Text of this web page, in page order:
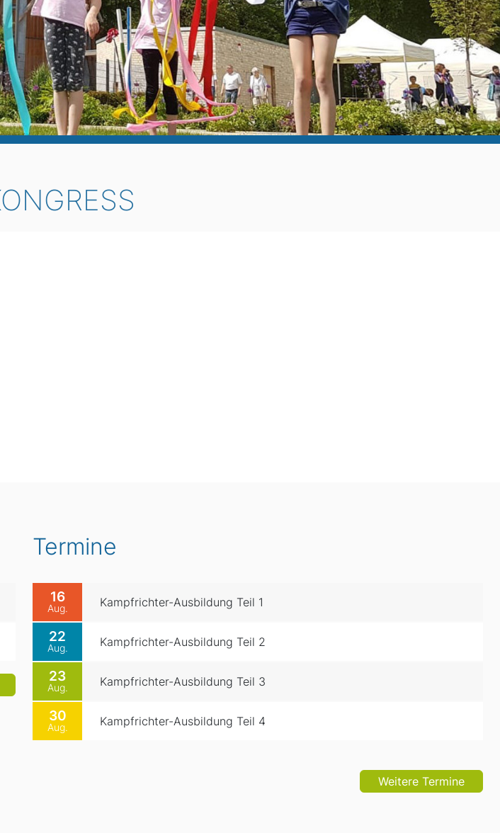
Termine
16
Aug. Kampfrichter-Ausbildung Teil 1
22
Aug. Kampfrichter-Ausbildung Teil 2
23
Aug. Kampfrichter-Ausbildung Teil 3
30
Aug. Kampfrichter-Ausbildung Teil 4
Weitere Termine